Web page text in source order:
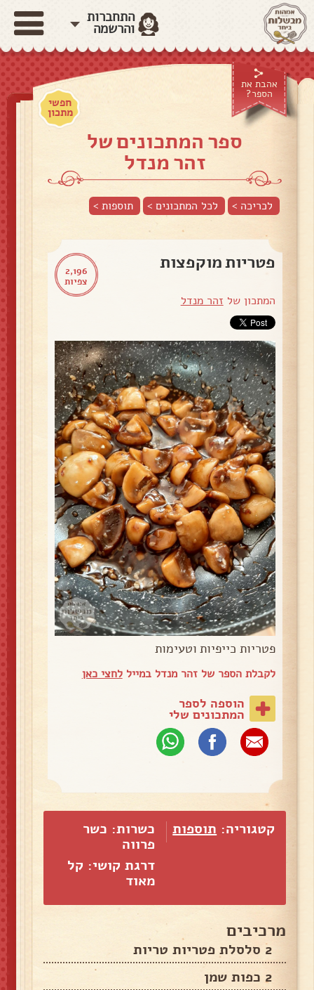
התחברות
והרשמה
אהבת את
הספר?
חפשי
מתכון
ספר המתכונים של
זהר מנדל
לכריכה > לכל המתכונים > תוספות>
2,196
צפיות
פטריות מוקפצות
המתכון של זהר מנדל
פטריות כייפיות וטעימות
לקבלת הספר של זהר מנדל במייללחצי כאן
הוספה לספר
המתכונים שלי
קטגוריה: תוספות
כשרות: כשר
פרווה
דרגת קושי: קל
מאוד
מרכיבים
2 סלסלת פטריות טריות
2 כפות שמן